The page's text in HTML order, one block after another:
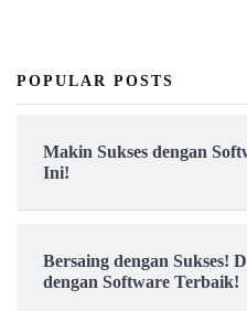
POPULAR POSTS
Makin Sukses dengan
Ini!
Bersaing dengan Sukses!
dengan Software Terbaik!